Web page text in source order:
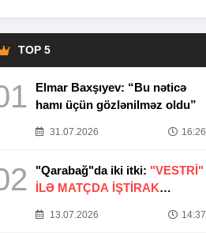
TOP 5
Elmar Baxşıyev: “Bu nəticə
hamı üçün gözlənilməz oldu”
31.07.2026 16:26
"Qarabağ"da iki itki: "VESTRİ"
İLƏ MATÇDA İŞTİRAK
13.07.2026 14:37